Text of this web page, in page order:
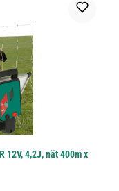
12V, 4,2J, nät 400m x